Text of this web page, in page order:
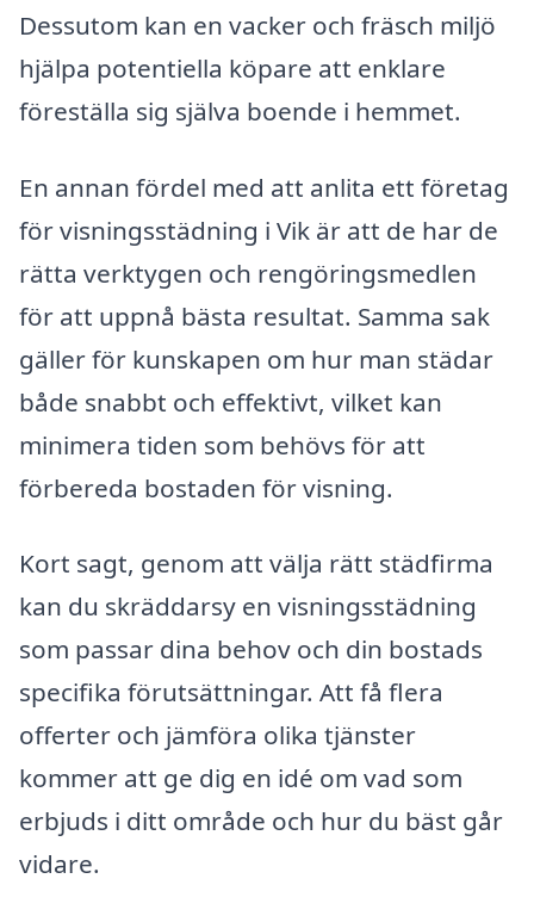
Dessutom kan en vacker och fräsch miljö
hjälpa potentiella köpare att enklare
föreställa sig själva boende i hemmet.
En annan fördel med att anlita ett företag
för visningsstädning i Vik är att de har de
rätta verktygen och rengöringsmedlen
för att uppnå bästa resultat. Samma sak
gäller för kunskapen om hur man städar
både snabbt och effektivt, vilket kan
minimera tiden som behövs för att
förbereda bostaden för visning.
Kort sagt, genom att välja rätt städfirma
kan du skräddarsy en visningsstädning
som passar dina behov och din bostads
specifika förutsättningar. Att få flera
offerter och jämföra olika tjänster
kommer att ge dig en idé om vad som
erbjuds i ditt område och hur du bäst går
vidare.